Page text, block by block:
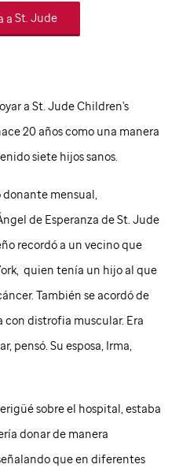
a St. Jude
a St. JudeChildren's
20 años como una manera
siete hijos sanos.
mensual,
de Esperanza deSt. Jude
recordó a un vecino que
quien tenía un hijo al que
También se acordó de
con distrofia muscular. Era
pensó. Su esposa, Irma,
sobre el hospital, estaba
donar de manera
que en diferentes